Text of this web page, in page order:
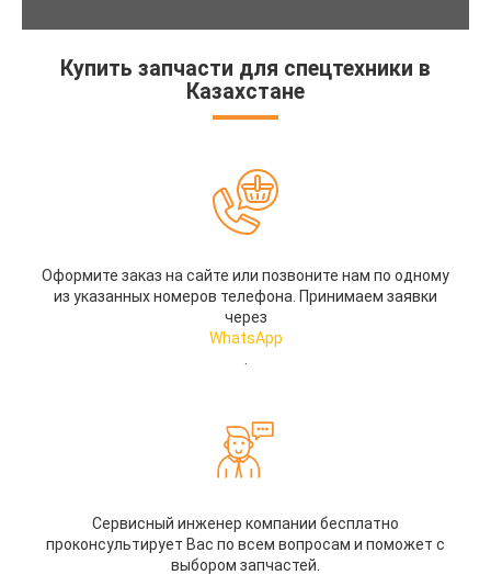
Купить запчасти для спецтехники в
Казахстане
Оформите заказ на сайте или позвоните нам по одному
из указанных номеров телефона. Принимаем заявки
через
WhatsApp
Сервисный инженер компании бесплатно
проконсультирует Вас по всем вопросам и поможет с
выбором запчастей.